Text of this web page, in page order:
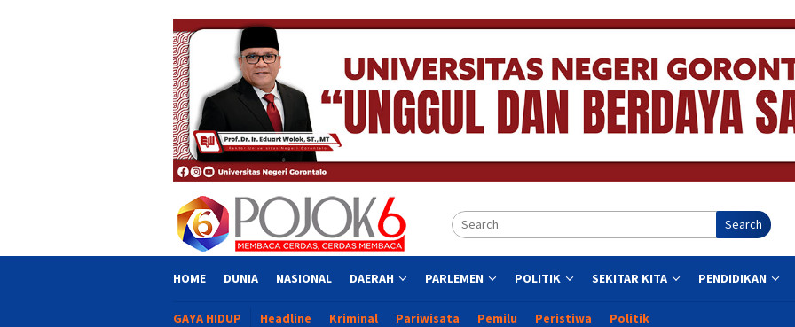
Search
HOME DUNIA NASIONAL DAERAH PARLEMEN POLITIK SEKITAR KITA PENDIDIKAN
GAYA HIDUP Headline Kriminal Pariwisata Pemilu Peristiwa Politik